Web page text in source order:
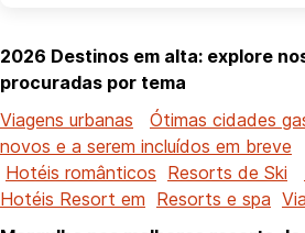
2026 Destinos em alta: explore
procuradas por tema
Viagens urbanas
Ótimas cidades
novos e a serem incluídos em breve
Hotéis românticos Resorts de Ski
Hotéis Resort em Resorts e spa